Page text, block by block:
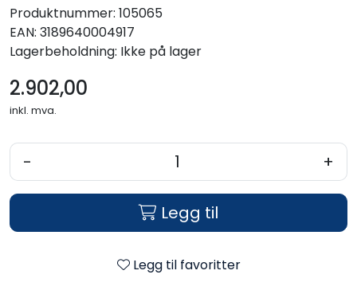
Produktnummer: 105065
EAN: 3189640004917
Lagerbeholdning: Ikke på lager
2.902,00
inkl. mva.
- +
Legg til
Legg til favoritter